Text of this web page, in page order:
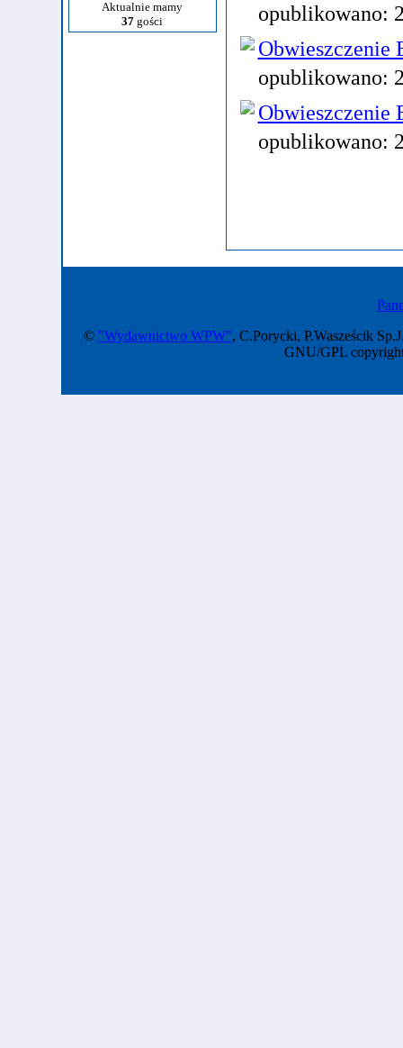
Aktualnie mamy
37 gości
opublikowano:
Obwieszczenie
opublikowano:
Obwieszczenie
opublikowano:
© "Wydawnictwo WPW", C.Porycki, P.Wasześcik
GNU/GPL